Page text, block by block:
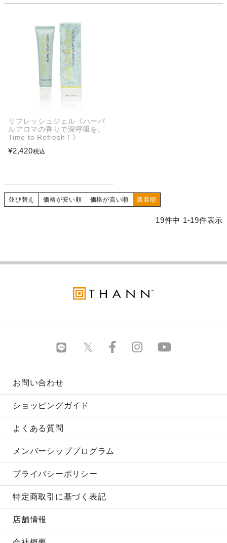
リフレッシュジェル《ハーバ
ルアロマの香りで深呼吸を。
Time to Refresh！》
¥2,420税込
並び替え 価格が安い順 価格が高い順 新着順
19件中 1-19件表示
お問い合わせ
ショッピングガイド
よくある質問
メンバーシッププログラム
プライバシーポリシー
特定商取引に基づく表記
店舗情報